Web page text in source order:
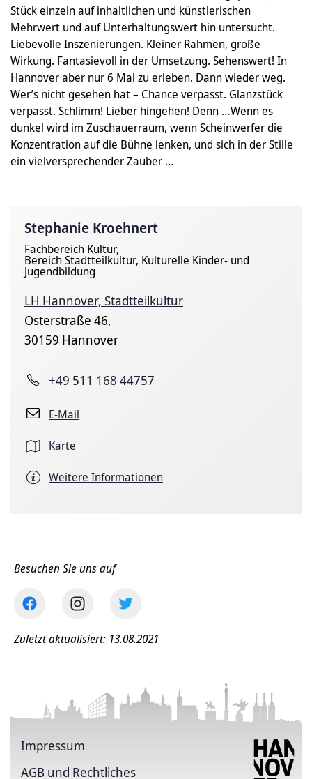
Stück einzeln auf inhaltlichen und künstlerischen
Mehrwert und auf Unterhaltungswert hin untersucht.
Liebevolle Inszenierungen. Kleiner Rahmen, große
Wirkung. Fantasievoll in der Umsetzung. Sehenswert! In
Hannover aber nur 6 Mal zu erleben. Dann wieder weg.
Wer’s nicht gesehen hat – Chance verpasst. Glanzstück
verpasst. Schlimm! Lieber hingehen! Denn …Wenn es
dunkel wird im Zuschauerraum, wenn Scheinwerfer die
Konzentration auf die Bühne lenken, und sich in der Stille
ein vielversprechender Zauber …
Stephanie Kroehnert
Fachbereich Kultur,
Bereich Stadtteilkultur, Kulturelle Kinder- und
Jugendbildung
LH Hannover, Stadtteilkultur
Osterstraße 46,
30159 Hannover
+49 511 168 44757
E-Mail
Karte
Weitere Informationen
Besuchen Sie uns auf
Zuletzt aktualisiert: 13.08.2021
Impressum
AGB und Rechtliches